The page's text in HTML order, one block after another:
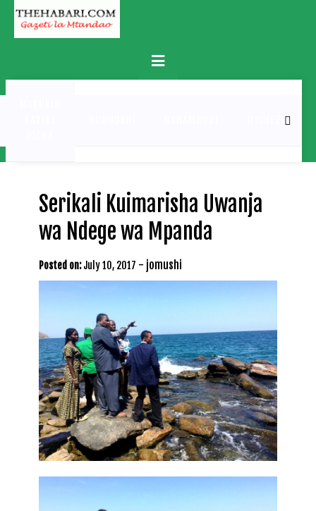
Skip
content
Primary
Menu
MICHEZO
Serikali Kuimarisha Uwanja
wa Ndege wa Mpanda
Posted on: July 10, 2017 - jomushi